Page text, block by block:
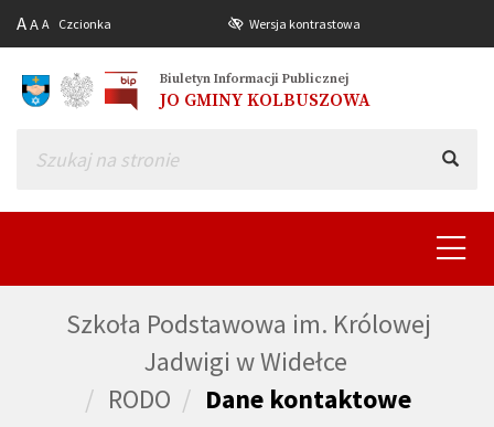
AA A Czcionka Wersja kontrastowa
Biuletyn Informacji Publicznej
JO GMINY KOLBUSZOWA
Toggle
Szkoła Podstawowa im. Królowej
Jadwigi w Widełce
RODO
Dane kontaktowe